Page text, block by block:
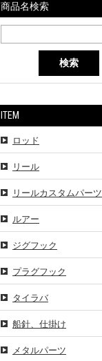
商品名検索
検索
ITEM
ロッド
リール
リールカスタムパーツ
ルアー
ジグフック
プラグフック
タイラバ
船針、仕掛け
メタルパーツ